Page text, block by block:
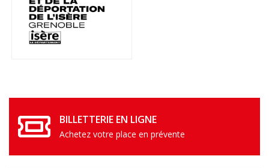
BILLETTERIE EN LIGNE
Achetez votre place en prévente